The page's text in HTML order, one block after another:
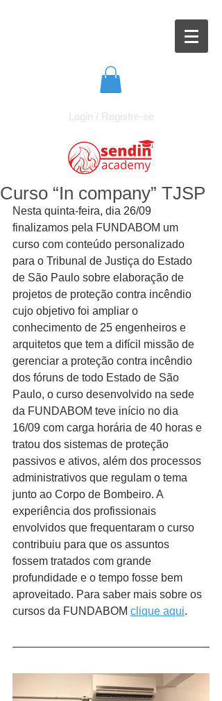
Login / Registre-se
Curso “In company” TJSP
Nesta quinta-feira, dia 26/09
finalizamos pela FUNDABOM um
curso com conteúdo personalizado
para o Tribunal de Justiça do Estado
de São Paulo sobre elaboração de
projetos de proteção contra incêndio
cujo objetivo foi ampliar o
conhecimento de 25 engenheiros e
arquitetos que tem a difícil missão de
gerenciar a proteção contra incêndio
dos fóruns de todo Estado de São
Paulo, o curso desenvolvido na sede
da FUNDABOM teve início no dia
16/09 com carga horária de 40 horas e
tratou dos sistemas de proteção
passivos e ativos, além dos processos
administrativos que regulam o tema
junto ao Corpo de Bombeiro. A
experiência dos profissionais
envolvidos que frequentaram o curso
contribuiu para que os assuntos
fossem tratados com grande
profundidade e o tempo fosse bem
aproveitado. Para saber mais sobre os
cursos da FUNDABOM clique aqui.